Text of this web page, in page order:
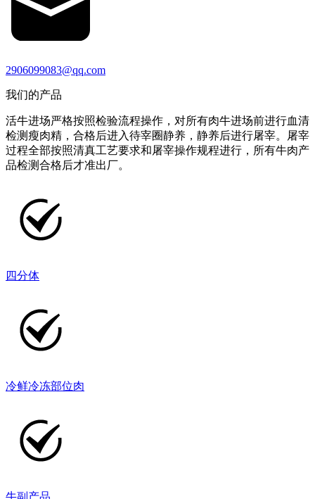
2906099083@qq.com
我们的产品
活牛进场严格按照检验流程操作，对所有肉牛进场前进行血清
检测瘦肉精，合格后进入待宰圈静养，静养后进行屠宰。屠宰
过程全部按照清真工艺要求和屠宰操作规程进行，所有牛肉产
品检测合格后才准出厂。
四分体
冷鲜冷冻部位肉